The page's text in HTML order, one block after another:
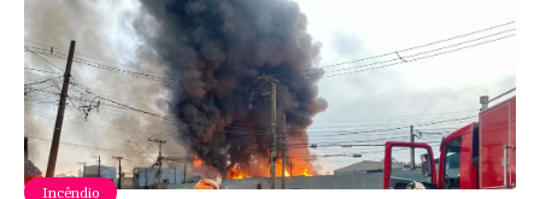
Incêndio